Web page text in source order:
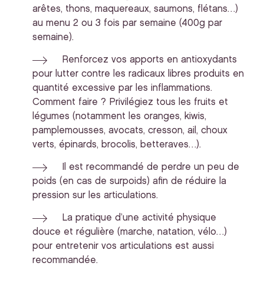
arêtes, thons, maquereaux, saumons, flétans…)
au menu 2 ou 3 fois par semaine (400g par
semaine).
Renforcez vos apports en antioxydants
pour lutter contre les radicaux libres produits en
quantité excessive par les inflammations.
Comment faire ? Privilégiez tous les fruits et
légumes (notamment les oranges, kiwis,
pamplemousses, avocats, cresson, ail, choux
verts, épinards, brocolis, betteraves…).
Il est recommandé de perdre un peu de
poids (en cas de surpoids) afin de réduire la
pression sur les articulations.
La pratique d’une activité physique
douce et régulière (marche, natation, vélo…)
pour entretenir vos articulations est aussi
recommandée.